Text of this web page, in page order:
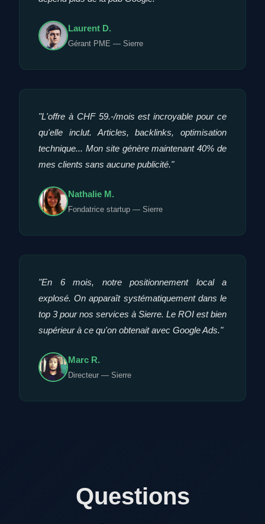
Laurent D.
Gérant PME — Sierre
"L'offre à CHF 59.-/mois est incroyable pour ce
qu'elle inclut. Articles, backlinks, optimisation
technique... Mon site génère maintenant 40% de
mes clients sans aucune publicité."
Nathalie M.
Fondatrice startup — Sierre
"En 6 mois, notre positionnement local a
explosé. On apparaît systématiquement dans le
top 3 pour nos services à Sierre. Le ROI est bien
supérieur à ce qu'on obtenait avec Google Ads."
Marc R.
Directeur — Sierre
Questions